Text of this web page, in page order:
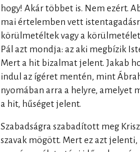
hogy! Akár többet is. Nem ezért.
mai értelemben vett
körülmetéltek vagy a
Pál azt mondja: az aki megbízik
Mert a hit bizalmat jelent. Jakab
indul az ígéret mentén, mint
nyomában arra a helyre, amelyet
a hit, hűséget jelent.
Szabadságra szabadított meg
szavak mögött. Mert ez azt